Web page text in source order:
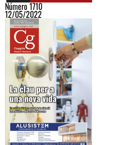
Número 1710
12/05/2022